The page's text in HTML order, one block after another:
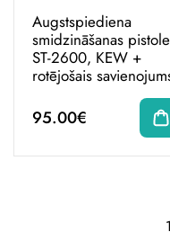
Augstspiediena
smidzināšanas pistole
ST-2600, KEW +
rotējošais
95.00€
1